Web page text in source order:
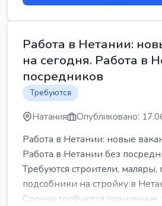
Работа в Нетании:
на сегодня. Работа в
посредников
Требуются
Натания Опубликовано:
Работа в Нетании: новые
Работа в Нетании без
Требуются строители, маляры,
подсобники на стройку в
Срочно требуются горничные,